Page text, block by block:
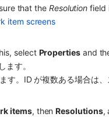
that the Resolution field
item screens
select Properties and
ます。
す。ID が複数ある場合は
items, then Resolutions,